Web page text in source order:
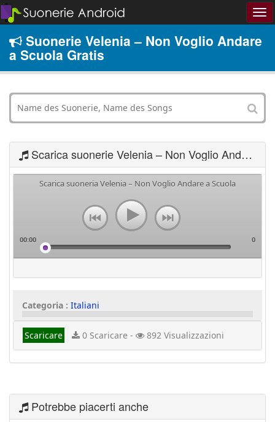
Suonerie Velenia – Non Voglio Andare
a Scuola Gratis
Scarica suonerie Velenia – Non Voglio Andare a Scuola
Scarica suoneria Velenia – Non Voglio Andare a Scuola
00:00 0
Categoria : Italiani
Scaricare 0 Scaricare - 892 Visualizzazioni
Potrebbe piacerti anche